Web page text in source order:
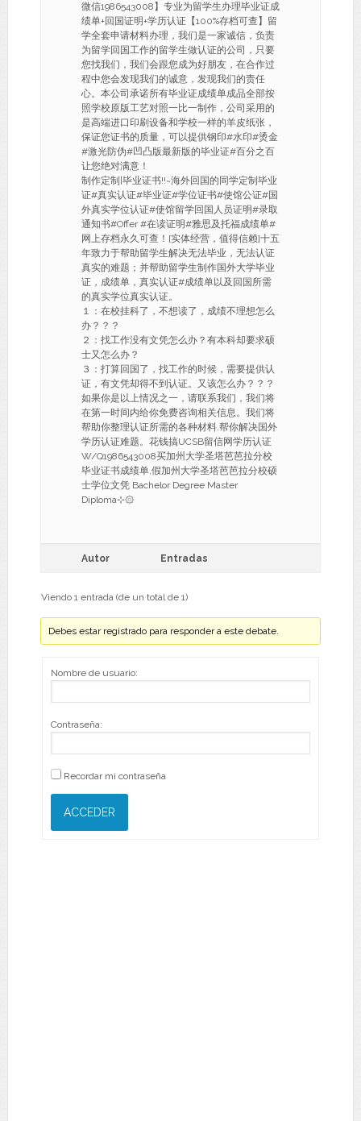
微信1986543008】专业为留学生办理毕业证成
绩单+回国证明+学历认证【100%存档可查】留
学全套申请材料办理，我们是一家诚信，负责
为留学回国工作的留学生做认证的公司，只要
您找我们，我们会跟您成为好朋友，在合作过
程中您会发现我们的诚意，发现我们的责任
心。本公司承诺所有毕业证成绩单成品全部按
照学校原版工艺对照一比一制作，公司采用的
是高端进口印刷设备和学校一样的羊皮纸张，
保证您证书的质量，可以提供钢印#水印#烫金
#激光防伪#凹凸版最新版的毕业证#百分之百
让您绝对满意！
制作定制|毕业证书!!~海外回国的同学定制毕业
证#真实认证#毕业证#学位证书#使馆公证#国
外真实学位认证#使馆留学回国人员证明#录取
通知书#Offer #在读证明#雅思及托福成绩单#
网上存档永久可查！[实体经营，值得信赖]十五
年致力于帮助留学生解决无法毕业，无法认证
真实的难题；并帮助留学生制作国外大学毕业
证，成绩单，真实认证#成绩单以及回国所需
的真实学位真实认证。
１：在校挂科了，不想读了，成绩不理想怎么
办？？？
２：找工作没有文凭怎么办？有本科却要求硕
士又怎么办？
３：打算回国了，找工作的时候，需要提供认
证，有文凭却得不到认证。又该怎么办？？？
如果你是以上情况之一，请联系我们，我们将
在第一时间内给你免费咨询相关信息。我们将
帮助你整理认证所需的各种材料.帮你解决国外
学历认证难题。花钱搞UCSB留信网学历认证
W/Q1986543008买加州大学圣塔芭芭拉分校
毕业证书成绩单,假加州大学圣塔芭芭拉分校硕
士学位文凭 Bachelor Degree Master
Diploma⊹۞
Autor Entradas
Viendo 1 entrada (de un total de 1)
Debes estar registrado para responder a este debate.
Nombre de usuario:
Contraseña:
Recordar mi contraseña
ACCEDER